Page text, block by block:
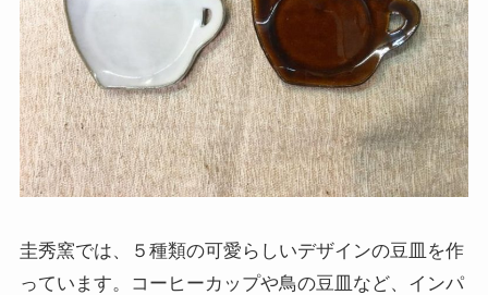
圭秀窯では、５種類の可愛らしいデザインの豆皿を作
っています。コーヒーカップや鳥の豆皿など、インパ